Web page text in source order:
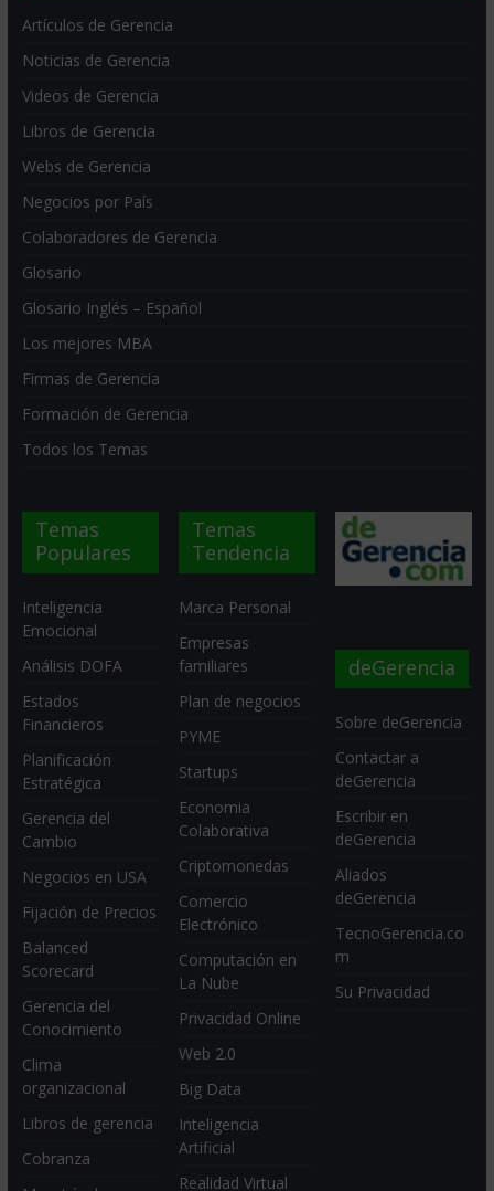
Artículos de Gerencia
Noticias de Gerencia
Videos de Gerencia
Libros de Gerencia
Webs de Gerencia
Negocios por País
Colaboradores de Gerencia
Glosario
Glosario Inglés – Español
Los mejores MBA
Firmas de Gerencia
Formación de Gerencia
Todos los Temas
Temas
Populares
Inteligencia
Emocional
Análisis DOFA
Estados
Financieros
Planificación
Estratégica
Gerencia del
Cambio
Negocios en USA
Fijación de Precios
Balanced
Scorecard
Gerencia del
Conocimiento
Clima
organizacional
Libros de gerencia
Cobranza
Temas
Tendencia
Marca Personal
Empresas
familiares
Plan de negocios
PYME
Startups
Economia
Colaborativa
Criptomonedas
Comercio
Electrónico
Computación en
La Nube
Privacidad Online
Web 2.0
Big Data
Inteligencia
Artificial
Realidad Virtual
deGerencia
Sobre deGerencia
Contactar a
deGerencia
Escribir en
deGerencia
Aliados
deGerencia
TecnoGerencia.co
m
Su Privacidad